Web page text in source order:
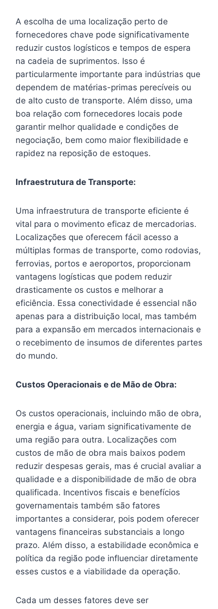
A escolha de uma localização perto de
fornecedores chave pode significativamente
reduzir custos logísticos e tempos de espera
na cadeia de suprimentos. Isso é
particularmente importante para indústrias que
dependem de matérias-primas perecíveis ou
de alto custo de transporte. Além disso, uma
boa relação com fornecedores locais pode
garantir melhor qualidade e condições de
negociação, bem como maior flexibilidade e
rapidez na reposição de estoques.
Infraestrutura de Transporte:
Uma infraestrutura de transporte eficiente é
vital para o movimento eficaz de mercadorias.
Localizações que oferecem fácil acesso a
múltiplas formas de transporte, como rodovias,
ferrovias, portos e aeroportos, proporcionam
vantagens logísticas que podem reduzir
drasticamente os custos e melhorar a
eficiência. Essa conectividade é essencial não
apenas para a distribuição local, mas também
para a expansão em mercados internacionais e
o recebimento de insumos de diferentes partes
do mundo.
Custos Operacionais e de Mão de Obra:
Os custos operacionais, incluindo mão de obra,
energia e água, variam significativamente de
uma região para outra. Localizações com
custos de mão de obra mais baixos podem
reduzir despesas gerais, mas é crucial avaliar a
qualidade e a disponibilidade de mão de obra
qualificada. Incentivos fiscais e benefícios
governamentais também são fatores
importantes a considerar, pois podem oferecer
vantagens financeiras substanciais a longo
prazo. Além disso, a estabilidade econômica e
política da região pode influenciar diretamente
esses custos e a viabilidade da operação.
Cada um desses fatores deve ser